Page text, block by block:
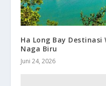
Ha Long Bay
Naga Biru
Juni 24, 2026